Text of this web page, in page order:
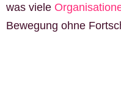
was viele
Bewegung ohne